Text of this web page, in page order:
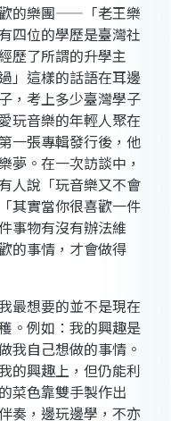
的樂團——「老王樂
四位的學歷是臺灣社
歷了所謂的升學主
」這樣的話語在耳邊
，考上多少臺灣學子
玩音樂的年輕人聚在
一張專輯發行後，他
夢。在一次訪談中，
人說「玩音樂又不會
其實當你很喜歡一件
事物有沒有辦法維
的事情，才會做得
想要的並不是現在
。例如：我的興趣是
我自己想做的事情。
的興趣上，但仍能利
菜色靠雙手製作出
奏，邊玩邊學，不亦